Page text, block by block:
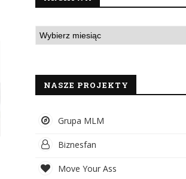
Najbardziej luksusowy telewizor
OLED?
NASZE PROJEKTY
Grupa MLM
Biznesfan
Move Your Ass